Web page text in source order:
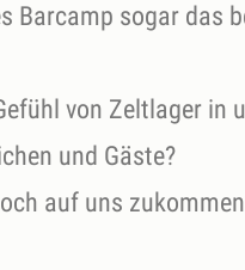
Barcamp sogar das
von Zeltlager in
und Gäste?
auf uns